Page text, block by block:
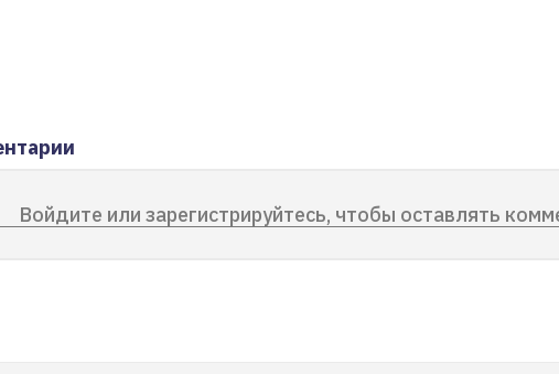
Войдите или зарегистрируйтесь, чтобы оставлять